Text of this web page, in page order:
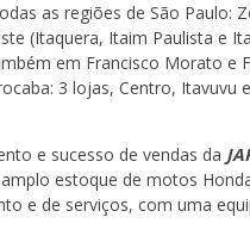
as regiões de São Paulo:
(Itaquera, Itaim Paulista e
em Francisco Morato e
3 lojas, Centro,
e sucesso de vendas da
estoque de motos
e de serviços, com uma